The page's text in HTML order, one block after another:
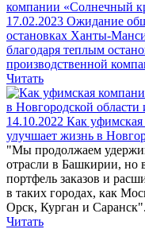
17.02.2023 Ожидание
остановках Ханты-
благодаря теплым
производственной
Читать
14.10.2022 Как
улучшает жизнь в
"Мы продолжаем
отрасли в Башкирии, но
портфель заказов и
в таких городах, как
Орск, Курган и Саранск".
Читать